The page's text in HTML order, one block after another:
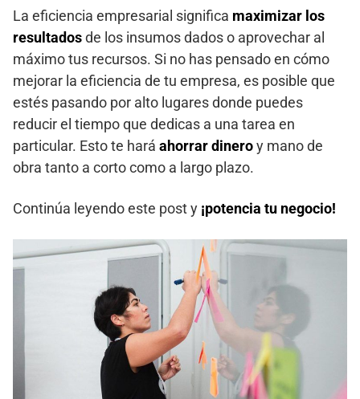
La eficiencia empresarial significa maximizar los
resultadosde los insumos dados o aprovechar al
máximo tus recursos. Si no has pensado en cómo
mejorar la eficiencia de tu empresa, es posible que
estés pasando por alto lugares donde puedes
reducir el tiempo que dedicas a una tarea en
particular. Esto te hará ahorrar dineroy mano de
obra tanto a corto como a largo plazo.
Continúa leyendo este post y ¡potencia tu negocio!